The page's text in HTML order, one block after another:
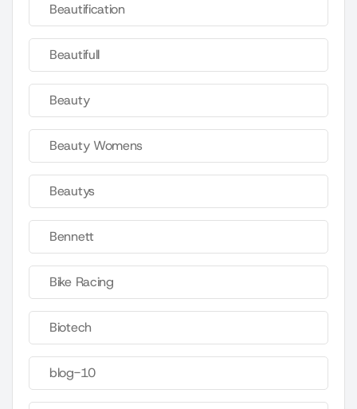
Beautification
Beautifull
Beauty
Beauty Womens
Beautys
Bennett
Bike Racing
Biotech
blog-10